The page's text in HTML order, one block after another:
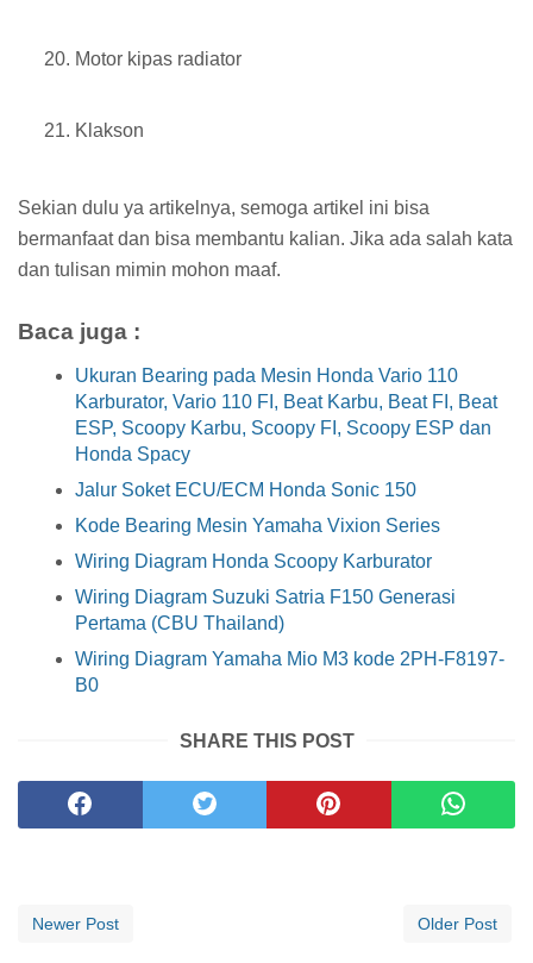
Motor kipas radiator
Klakson
Sekian dulu ya artikelnya, semoga artikel ini bisa
bermanfaat dan bisa membantu kalian. Jika ada salah kata
dan tulisan mimin mohon maaf.
Baca juga :
Ukuran Bearing pada Mesin Honda Vario 110
Karburator, Vario 110 FI, Beat Karbu, Beat FI, Beat
ESP, Scoopy Karbu, Scoopy FI, Scoopy ESP dan
Honda Spacy
Jalur Soket ECU/ECM Honda Sonic 150
Kode Bearing Mesin Yamaha Vixion Series
Wiring Diagram Honda Scoopy Karburator
Wiring Diagram Suzuki Satria F150 Generasi
Pertama (CBU Thailand)
Wiring Diagram Yamaha Mio M3 kode 2PH-F8197-
B0
SHARE THIS POST
Newer Post Older Post